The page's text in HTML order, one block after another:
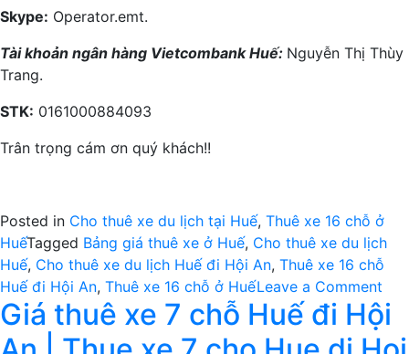
Skype: Operator.emt.
Tài khoản ngân hàng Vietcombank Huế: Nguyễn Thị Thùy
Trang.
STK: 0161000884093
Trân trọng cám ơn quý khách!!
Posted in Cho thuê xe du lịch tại Huế, Thuê xe 16 chỗ ở
HuếTagged Bảng giá thuê xe ở Huế, Cho thuê xe du lịch
Huế, Cho thuê xe du lịch Huế đi Hội An, Thuê xe 16 chỗ
Huế đi Hội An, Thuê xe 16 chỗ ở HuếLeave a Comment
Giá
Giá thuê xe 7 chỗ Huế đi Hội